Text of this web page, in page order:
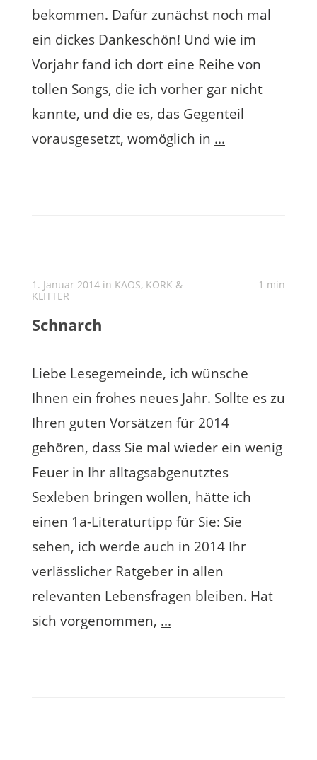
bekommen. Dafür zunächst noch mal
ein dickes Dankeschön! Und wie im
Vorjahr fand ich dort eine Reihe von
tollen Songs, die ich vorher gar nicht
kannte, und die es, das Gegenteil
vorausgesetzt, womöglich in ...
1. Januar 2014 in KAOS, KORK &
KLITTER
1 min
Schnarch
Liebe Lesegemeinde, ich wünsche
Ihnen ein frohes neues Jahr. Sollte es zu
Ihren guten Vorsätzen für 2014
gehören, dass Sie mal wieder ein wenig
Feuer in Ihr alltagsabgenutztes
Sexleben bringen wollen, hätte ich
einen 1a-Literaturtipp für Sie: Sie
sehen, ich werde auch in 2014 Ihr
verlässlicher Ratgeber in allen
relevanten Lebensfragen bleiben. Hat
sich vorgenommen, ...